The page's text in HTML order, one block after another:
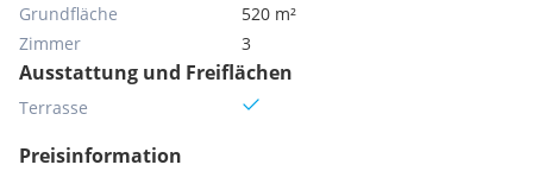
Grundfläche
520 m²
Zimmer
3
Ausstattung und Freiflächen
Terrasse
Preisinformation